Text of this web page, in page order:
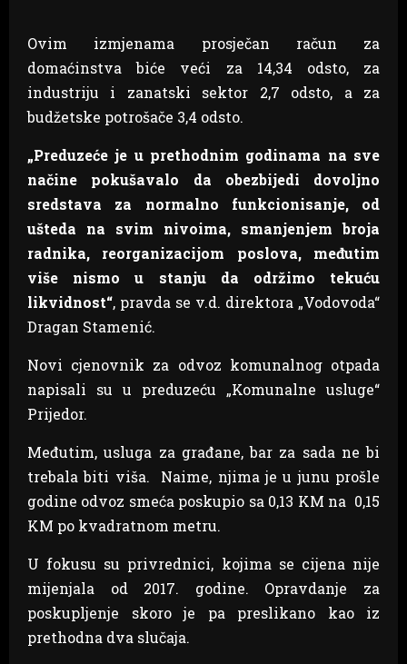
Ovim izmjenama prosječan račun za
domaćinstva biće veći za 14,34 odsto, za
industriju i zanatski sektor 2,7 odsto, a za
budžetske potrošače 3,4 odsto.
„Preduzeće je u prethodnim godinama na sve
načine pokušavalo da obezbijedi dovoljno
sredstava za normalno funkcionisanje, od
ušteda na svim nivoima, smanjenjem broja
radnika, reorganizacijom poslova, međutim
više nismo u stanju da održimo tekuću
likvidnost“, pravda se v.d. direktora „Vodovoda“
Dragan Stamenić.
Novi cjenovnik za odvoz komunalnog otpada
napisali su u preduzeću „Komunalne usluge“
Prijedor.
Međutim, usluga za građane, bar za sada ne bi
trebala biti viša. Naime, njima je u junu prošle
godine odvoz smeća poskupio sa 0,13 KM na 0,15
KM po kvadratnom metru.
U fokusu su privrednici, kojima se cijena nije
mijenjala od 2017. godine. Opravdanje za
poskupljenje skoro je pa preslikano kao iz
prethodna dva slučaja.